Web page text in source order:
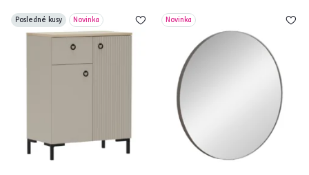
Posledné kusy Novinka Novinka